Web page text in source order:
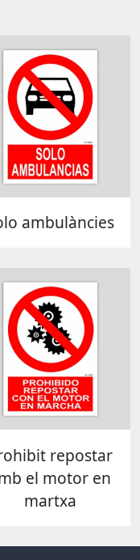
ambulàncies
repostar
el motor en
martxa